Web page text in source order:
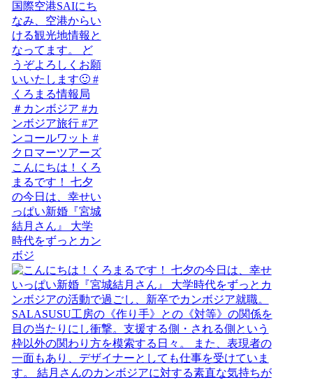
こんにちは！くろ
まるです！ 七夕
の今日は、幸せい
っぱい新婚『宮城
結月さん』 大学
時代をずっとカン
ボジ